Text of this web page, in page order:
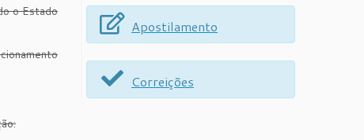
o Estado
Apostilamento
Correições